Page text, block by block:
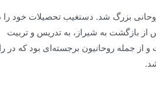
بزرگ شد. دستغیب تحصیلات خود را
از بازگشت به شیراز، به تدریس و تربیت
از جمله روحانیون برجسته‌ای بود که در